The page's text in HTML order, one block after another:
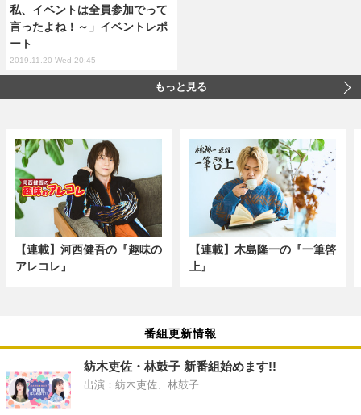
私、イベントは全員参加でって
言ったよね！～」イベントレポ
ート
2019.11.20 Wed 20:45
もっと見る
【連載】河西健吾の『趣味の
アレコレ』
【連載】木島隆一の『一筆啓
上』
番組更新情報
紡木吏佐・林鼓子 新番組始めます!!
出演：紡木吏佐、林鼓子